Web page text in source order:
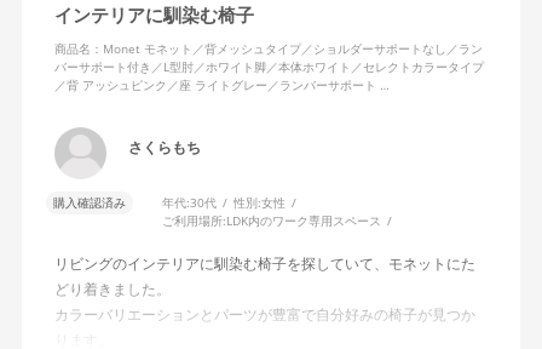
インテリアに馴染む椅子
商品名：Monet モネット／背メッシュタイプ／ショルダーサポートなし／ラン
バーサポート付き／L型肘／ホワイト脚／本体ホワイト／セレクトカラータイプ
／背 アッシュピンク／座 ライトグレー／ランバーサポート …
さくらもち
購入確認済み 年代:30代 性別:女性
ご利用場所:LDK内のワーク専用スペース
リビングのインテリアに馴染む椅子を探していて、モネットにた
どり着きました。
カラーバリエーションとパーツが豊富で自分好みの椅子が見つか